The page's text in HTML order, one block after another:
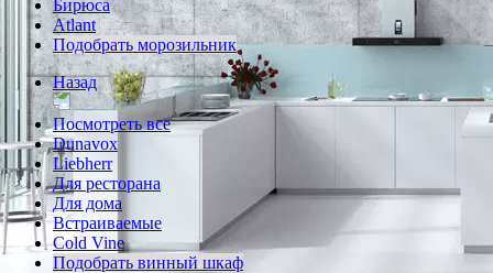
Бирюса
Atlant
Подобрать морозильник
Назад
Посмотреть все
Dunavox
Liebherr
Для ресторана
Для дома
Встраиваемые
Cold Vine
Подобрать винный шкаф